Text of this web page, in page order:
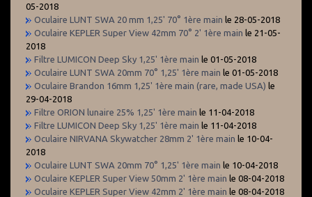
05-2018
Oculaire LUNT SWA 20 mm 1,25' 70° 1ère main le 28-05-2018
Oculaire KEPLER Super View 42mm 70° 2' 1ère main le 21-05-
2018
Filtre LUMICON Deep Sky 1,25' 1ère main le 01-05-2018
Oculaire LUNT SWA 20mm 70° 1,25' 1ère main le 01-05-2018
Oculaire Brandon 16mm 1,25' 1ère main (rare, made USA) le
29-04-2018
Filtre ORION lunaire 25% 1,25' 1ère main le 11-04-2018
Filtre LUMICON Deep Sky 1,25' 1ère main le 11-04-2018
Oculaire NIRVANA Skywatcher 28mm 2' 1ère main le 10-04-
2018
Oculaire LUNT SWA 20mm 70° 1,25' 1ère main le 10-04-2018
Oculaire KEPLER Super View 50mm 2' 1ère main le 08-04-2018
Oculaire KEPLER Super View 42mm 2' 1ère main le 08-04-2018